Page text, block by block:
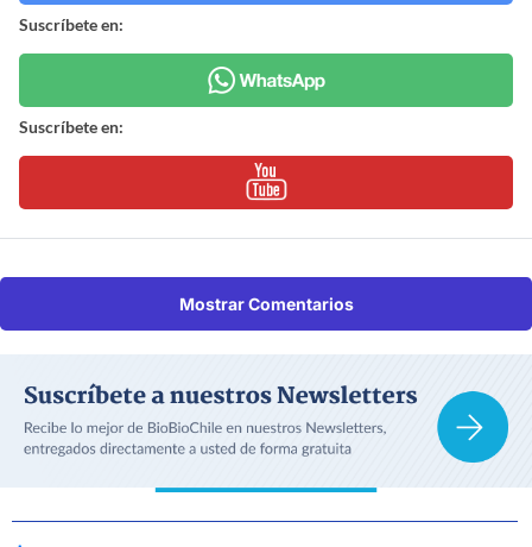
Suscríbete en:
Suscríbete en:
Mostrar Comentarios